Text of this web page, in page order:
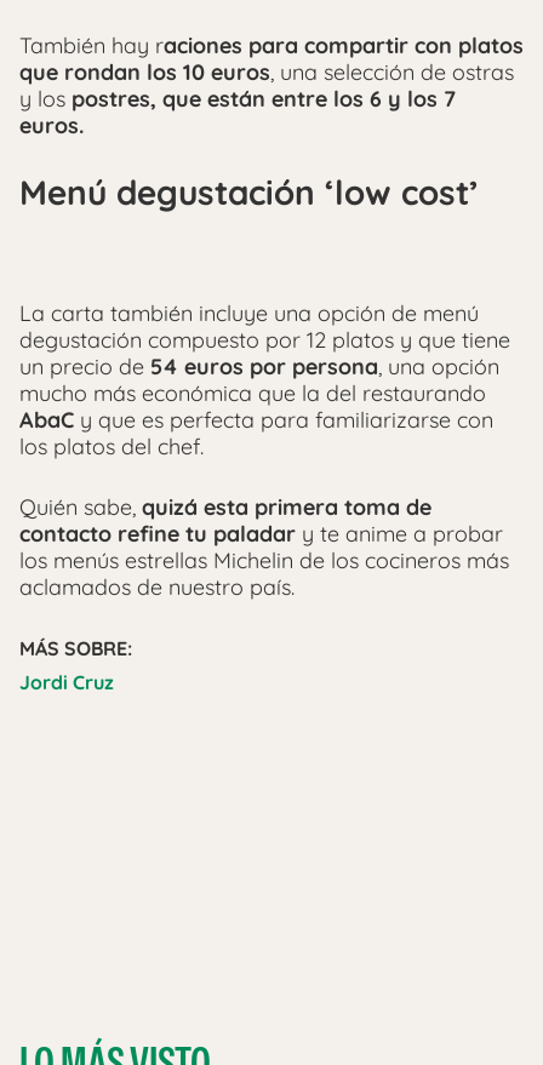
También hay raciones para compartir con platos
que rondan los 10 euros, una selección de ostras
y los postres, que están entre los 6 y los 7
euros.
Menú degustación ‘low cost’
La carta también incluye una opción de menú
degustación compuesto por 12 platos y que tiene
un precio de 54 euros por persona, una opción
mucho más económica que la del restaurando
AbaC y que es perfecta para familiarizarse con
los platos del chef.
Quién sabe, quizá esta primera toma de
contacto refine tu paladar y te anime a probar
los menús estrellas Michelin de los cocineros más
aclamados de nuestro país.
MÁS SOBRE:
Jordi Cruz